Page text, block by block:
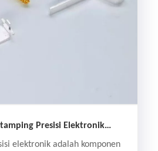
Presisi Elektronik
elektronik adalah komponen